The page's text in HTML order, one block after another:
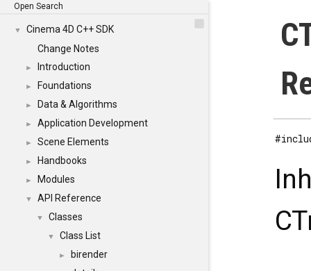
Open Search
▼
Cinema 4D C++ SDK
Change Notes
► Introduction
► Foundations
► Data & Algorithms
► Application Development
► Scene Elements
► Handbooks
► Modules
▼ API Reference
▼ Classes
▼ Class List
► birender